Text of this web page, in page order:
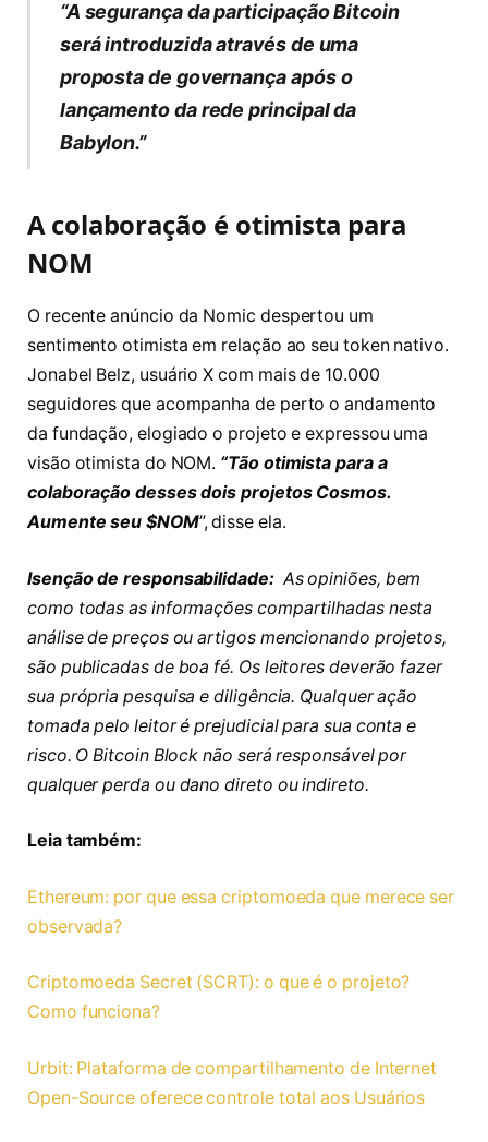
“A segurança da participação Bitcoin
será introduzida através de uma
proposta de governança após o
lançamento da rede principal da
Babylon.”
A colaboração é otimista para
NOM
O recente anúncio da Nomic despertou um
sentimento otimista em relação ao seu token nativo.
Jonabel Belz, usuário X com mais de 10.000
seguidores que acompanha de perto o andamento
da fundação, elogiado o projeto e expressou uma
visão otimista do NOM. “Tão otimista para a
colaboração desses dois projetos Cosmos.
Aumente seu $NOM”, disse ela.
Isenção de responsabilidade:As opiniões, bem
como todas as informações compartilhadas nesta
análise de preços ou artigos mencionando projetos,
são publicadas de boa fé. Os leitores deverão fazer
sua própria pesquisa e diligência. Qualquer ação
tomada pelo leitor é prejudicial para sua conta e
risco. O Bitcoin Block não será responsável por
qualquer perda ou dano direto ou indireto.
Leia também:
Ethereum: por que essa criptomoeda que merece ser
observada?
Criptomoeda Secret (SCRT): o que é o projeto?
Como funciona?
Urbit: Plataforma de compartilhamento de Internet
Open-Source oferece controle total aos Usuários